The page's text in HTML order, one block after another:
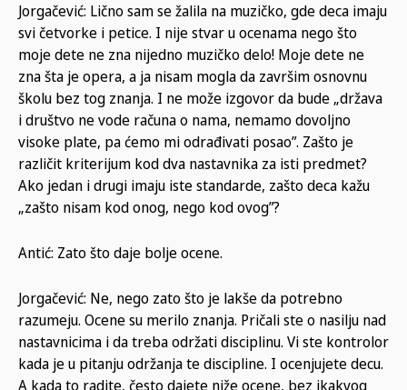
Jorgačević: Lično sam se žalila na muzičko, gde deca imaju
svi četvorke i petice. I nije stvar u ocenama nego što
moje dete ne zna nijedno muzičko delo! Moje dete ne
zna šta je opera, a ja nisam mogla da završim osnovnu
školu bez tog znanja. I ne može izgovor da bude „država
i društvo ne vode računa o nama, nemamo dovoljno
visoke plate, pa ćemo mi odrađivati posao”. Zašto je
različit kriterijum kod dva nastavnika za isti predmet?
Ako jedan i drugi imaju iste standarde, zašto deca kažu
„zašto nisam kod onog, nego kod ovog”?
Antić: Zato što daje bolje ocene.
Jorgačević: Ne, nego zato što je lakše da potrebno
razumeju. Ocene su merilo znanja. Pričali ste o nasilju nad
nastavnicima i da treba održati disciplinu. Vi ste kontrolor
kada je u pitanju održanja te discipline. I ocenjujete decu.
A kada to radite, često dajete niže ocene, bez ikakvog